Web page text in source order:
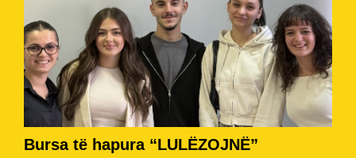
Bursa të hapura “LULËZOJNË”